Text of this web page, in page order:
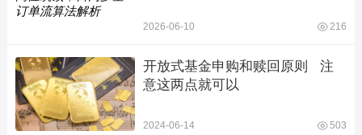
2026-06-10 216
开放式基金申购和赎回原则   注
意这两点就可以
2024-06-14 503